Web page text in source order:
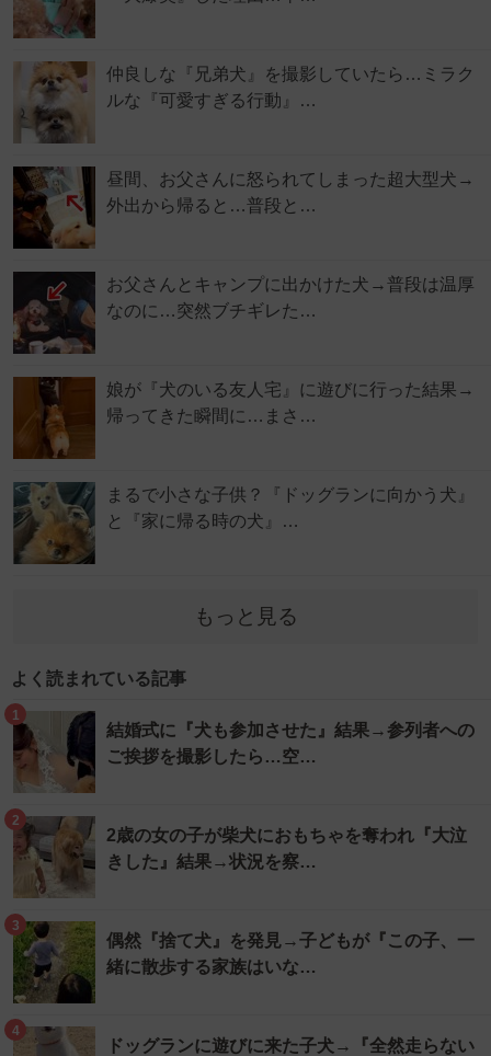
仲良しな『兄弟犬』を撮影していたら…ミラク
ルな『可愛すぎる行動』…
昼間、お父さんに怒られてしまった超大型犬→
外出から帰ると…普段と…
お父さんとキャンプに出かけた犬→普段は温厚
なのに…突然ブチギレた…
娘が『犬のいる友人宅』に遊びに行った結果→
帰ってきた瞬間に…まさ…
まるで小さな子供？『ドッグランに向かう犬』
と『家に帰る時の犬』…
もっと見る
よく読まれている記事
1
結婚式に『犬も参加させた』結果→参列者への
ご挨拶を撮影したら…空…
2
2歳の女の子が柴犬におもちゃを奪われ『大泣
きした』結果→状況を察…
3
偶然『捨て犬』を発見→子どもが『この子、一
緒に散歩する家族はいな…
4
ドッグランに遊びに来た子犬→『全然走らない